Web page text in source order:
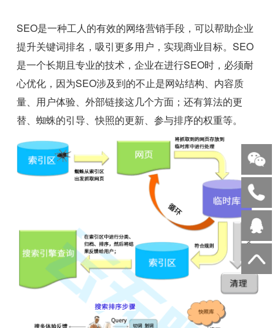
SEO是一种工人的有效的网络营销手段，可以帮助企业
提升关键词排名，吸引更多用户，实现商业目标。SEO
是一个长期且专业的技术，企业在进行SEO时，必须耐
心优化，因为SEO涉及到的不止是网站结构、内容质
量、用户体验、外部链接这几个方面；还有算法的更
替、蜘蛛的引导、快照的更新、参与排序的权重等。